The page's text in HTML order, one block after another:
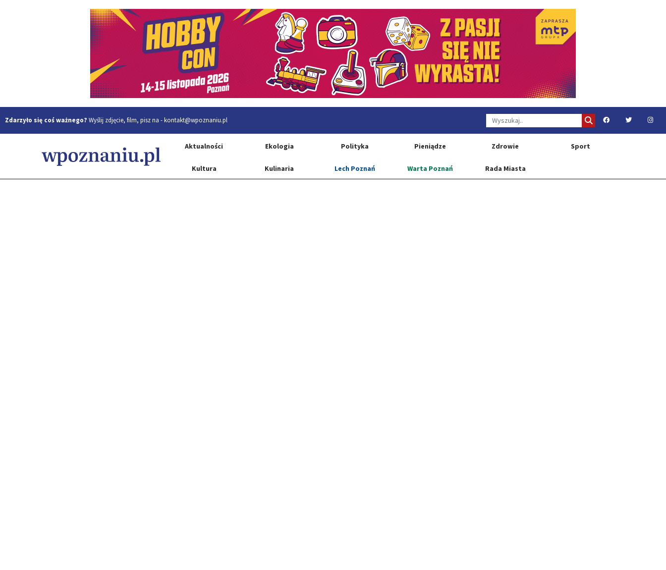
Zdarzyło się coś ważnego? Wyślij zdjęcie, film, pisz na -kontakt@wpoznaniu.pl
Aktualności Ekologia Polityka Pieniądze Zdrowie Sport
Kultura Kulinaria Lech Poznań Warta Poznań Rada Miasta